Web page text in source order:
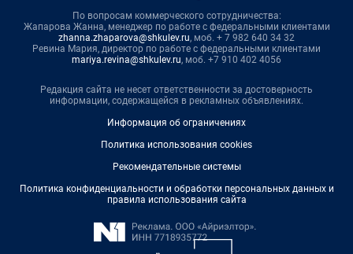
По вопросам коммерческого сотрудничества:
Жапарова Жанна, менеджер по работе с федеральными клиентами
zhanna.zhaparova@shkulev.ru, моб. + 7 982 640 34 32
Ревина Мария, директор по работе с федеральными клиентами
mariya.revina@shkulev.ru, моб. +7 910 402 4056
Редакция сайта не несет ответственности за достоверность
информации, содержащейся в рекламных объявлениях.
Информация об ограничениях
Политика использования cookies
Рекомендательные системы
Политика конфиденциальности и обработки персональных данных и
правила использования сайта